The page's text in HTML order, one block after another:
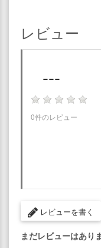
レビュー
---
0件のレビュー
レビューを書く
まだレビューはあり